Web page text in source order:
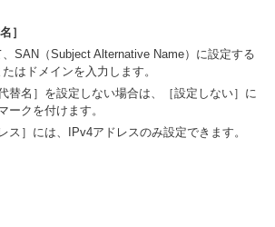
］
SAN（Subject Alternative Name）に設定する
たはドメインを入力します。
替名］を設定しない場合は、［設定しない］に
ークを付けます。
ス］には、IPv4アドレスのみ設定できます。